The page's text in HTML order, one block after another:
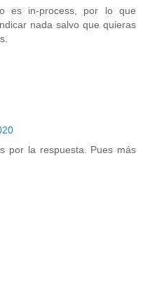
es in-process, por lo que
nada salvo que quieras
por la respuesta. Pues más